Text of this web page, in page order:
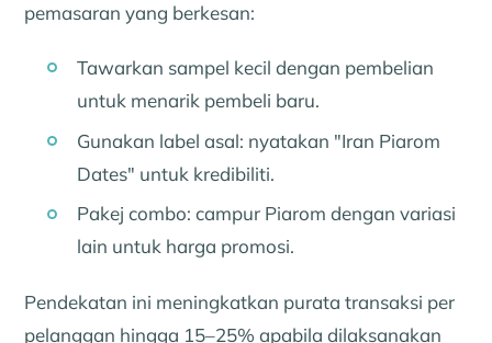
pemasaran yang berkesan:
Tawarkan sampel kecil dengan pembelian
untuk menarik pembeli baru.
Gunakan label asal: nyatakan "Iran Piarom
Dates" untuk kredibiliti.
Pakej combo: campur Piarom dengan variasi
lain untuk harga promosi.
Pendekatan ini meningkatkan purata transaksi per
pelanggan hingga 15–25% apabila dilaksanakan